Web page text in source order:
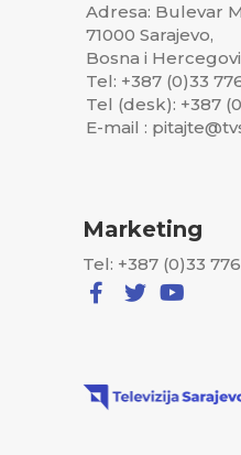
Adresa: Bulevar
71000 Sarajevo,
Bosna i
Tel: +387 (0)33
Tel (desk): +387
E-mail :
Marketing
Tel: +387 (0)33